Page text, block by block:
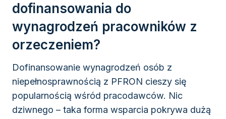
dofinansowania do
wynagrodzeń pracowników z
orzeczeniem?
Dofinansowanie wynagrodzeń osób z
niepełnosprawnością z PFRON cieszy się
popularnością wśród pracodawców. Nic
dziwnego – taka forma wsparcia pokrywa dużą